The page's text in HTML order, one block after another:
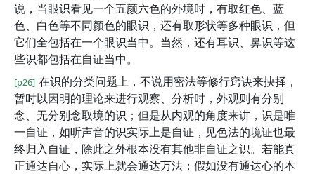
说，当眼识看见一个五颜六色的外境时，有取红色、蓝
色、白色等不同颜色的眼识，还有取形状等多种眼识，但
它们全包括在一个眼识当中。当然，还有耳识、鼻识等这
些识都包括在自证当中。
[p26] 在识的分类问题上，不说用密法等修行窍诀来抉择，
暂时以因明的理论来进行观察、分析时，外观则有分别
念、无分别念取境的识；但是从内观的角度来讲，识是唯
一自证，如听声音的识实际上是自证，见色法的境证也最
终归入自证，除此之外根本没有其他非自证之识。若能真
正通达自心，实际上就会通达万法；假如没有通达心的本